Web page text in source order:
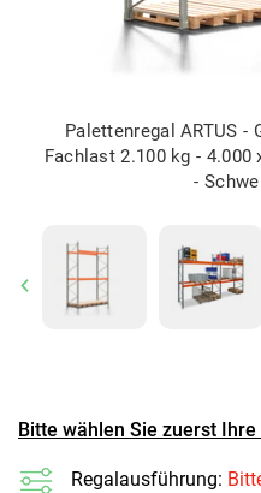
Palettenregal ARTUS -
Fachlast 2.100 kg - 4.000
-
Previous
Bitte wählen Sie zuerst Ihre
Regalausführung: